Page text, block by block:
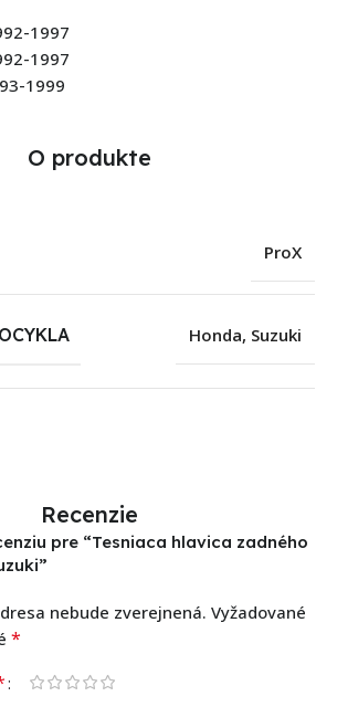
1997
1997
1999
O produkte
ProX
Honda, Suzuki
Recenzie
pre “Tesniaca hlavica zadného
nebude zverejnená. Vyžadované
*